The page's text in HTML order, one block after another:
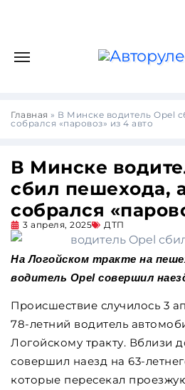
Главная » В Минске водитель Opel
собрался «паровоз» из 4 авто
В Минске
сбил пешехода,
собрался
3 апреля, 2025 ДТП
На Логойском тракте на
водитель Opel совершил
Происшествие случилось 3
78-летний водитель
Логойскому тракту. Вблизи
совершил наезд на 63-
которые пересекал